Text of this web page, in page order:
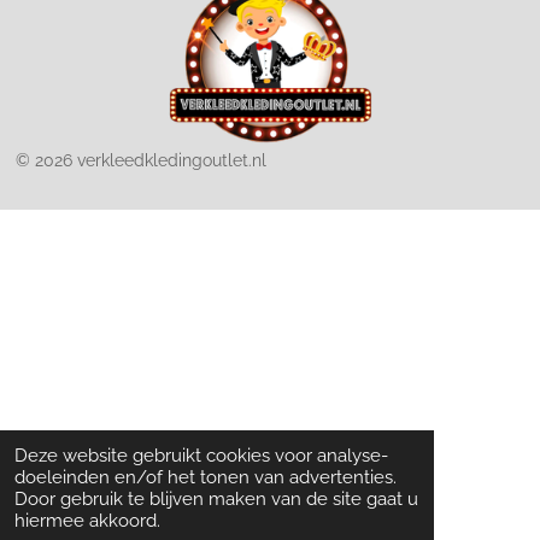
Deze website gebruikt cookies voor analyse-
doeleinden en/of het tonen van advertenties.
Door gebruik te blijven maken van de site gaat u
hiermee akkoord.
© 2026 verkleedkledingoutlet.nl